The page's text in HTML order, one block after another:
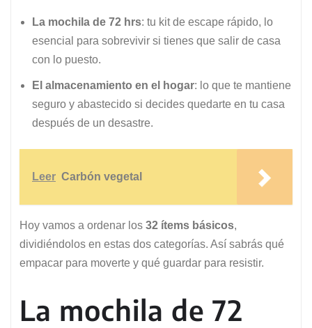
La mochila de 72 hrs: tu kit de escape rápido, lo
esencial para sobrevivir si tienes que salir de casa
con lo puesto.
El almacenamiento en el hogar: lo que te mantiene
seguro y abastecido si decides quedarte en tu casa
después de un desastre.
Leer Carbón vegetal
Hoy vamos a ordenar los 32 ítems básicos,
dividiéndolos en estas dos categorías. Así sabrás qué
empacar para moverte y qué guardar para resistir.
La mochila de 72